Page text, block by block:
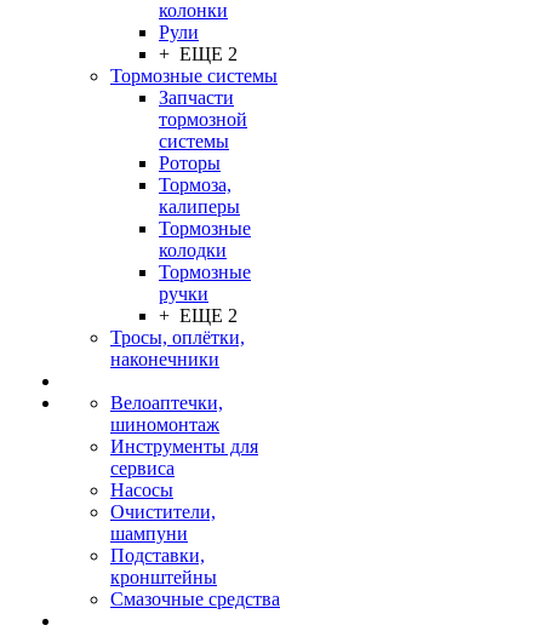
колонки
Рули
+ ЕЩЕ 2
Тормозные системы
Запчасти
тормозной
системы
Роторы
Тормоза,
калиперы
Тормозные
колодки
Тормозные
ручки
+ ЕЩЕ 2
Тросы, оплётки,
наконечники
Велоаптечки,
шиномонтаж
Инструменты для
сервиса
Насосы
Очистители,
шампуни
Подставки,
кронштейны
Смазочные средства